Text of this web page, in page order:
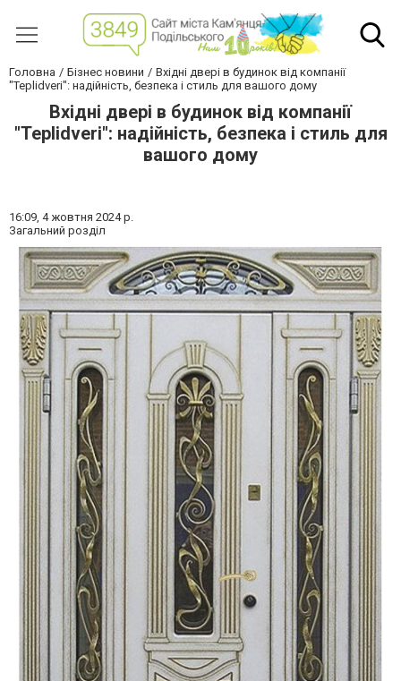
Головна Бізнес новини
Вхідні двері в будинок від компанії
"Teplidveri": надійність, безпека і стиль для вашого дому
Вхідні двері в будинок від компанії
"Teplidveri": надійність, безпека і стиль для
вашого дому
16:09, 4 жовтня 2024 р.
Загальний розділ